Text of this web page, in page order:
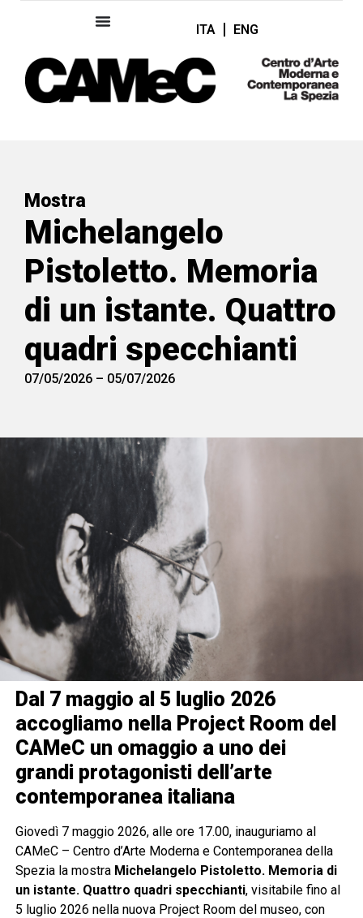
ITA ENG
Mostra
Michelangelo
Pistoletto. Memoria
di un istante. Quattro
quadri specchianti
07/05/2026 – 05/07/2026
Dal 7 maggio al 5 luglio 2026
accogliamo nella Project Room del
CAMeC un omaggio a uno dei
grandi protagonisti dell’arte
contemporanea italiana
Giovedì 7 maggio 2026, alle ore 17.00, inauguriamo al
CAMeC – Centro d’Arte Moderna e Contemporanea della
Spezia la mostra Michelangelo Pistoletto. Memoria di
un istante. Quattro quadri specchianti, visitabile fino al
5 luglio 2026 nella nuova Project Room del museo, con